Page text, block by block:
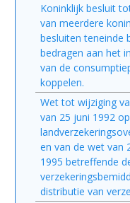
Koninklijk besluit
van meerdere
besluiten teneinde
bedragen aan het
van de
koppelen.
Wet tot wijziging
van 25 juni 1992
en van de wet van
1995 betreffende
distributie van